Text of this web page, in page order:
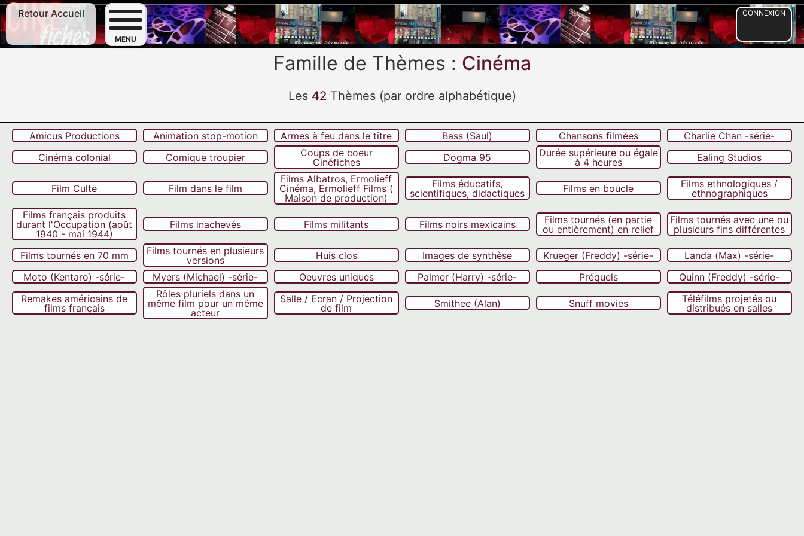
Retour Accueil
MENU
Film Cv
CONNEXION
Famille de Thèmes : Cinéma
Les 42 Thèmes (par ordre alphabétique)
Amicus Productions Animation stop-motion Armes à feu dans le titre Bass (Saul) Chansons filmées
Charlie Chan -série-
Cinéma colonial
Comique troupier
Coups de coeur
Cinéfiches
Dogma 95
Durée supérieure ou égale
à 4 heures
Ealing Studios
Film Culte Film dans le film
Films Albatros, Ermolieff
Cinéma, Ermolieff Films (
Maison de production)
Films éducatifs,
scientifiques, didactiques
Films en boucle
Films ethnologiques /
ethnographiques
Films français produits
durant l'Occupation (août
1940 - mai 1944)
Films inachevés Films militants Films noirs mexicains
Films tournés (en partie
ou entièrement) en relief
Films tournés avec une ou
plusieurs fins différentes
Films tournés en 70 mm
Films tournés en plusieurs
versions
Huis clos Images de synthèse Krueger (Freddy) -série-
Landa (Max) -série-
Moto (Kentaro) -série-
Myers (Michael) -série- Oeuvres uniques Palmer (Harry) -série- Préquels
Quinn (Freddy) -série-
Remakes américains de
films français
Rôles pluriels dans un
même film pour un même
acteur
Salle / Ecran / Projection
de film
Smithee (Alan) Snuff movies
Téléfilms projetés ou
distribués en salles